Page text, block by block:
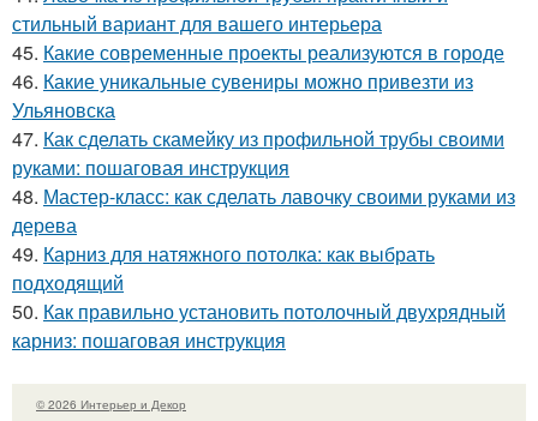
стильный вариант для вашего интерьера
45. Какие современные проекты реализуются в городе
46. Какие уникальные сувениры можно привезти из
Ульяновска
47. Как сделать скамейку из профильной трубы своими
руками: пошаговая инструкция
48. Мастер-класс: как сделать лавочку своими руками из
дерева
49. Карниз для натяжного потолка: как выбрать
подходящий
50. Как правильно установить потолочный двухрядный
карниз: пошаговая инструкция
© 2026 Интерьер и Декор